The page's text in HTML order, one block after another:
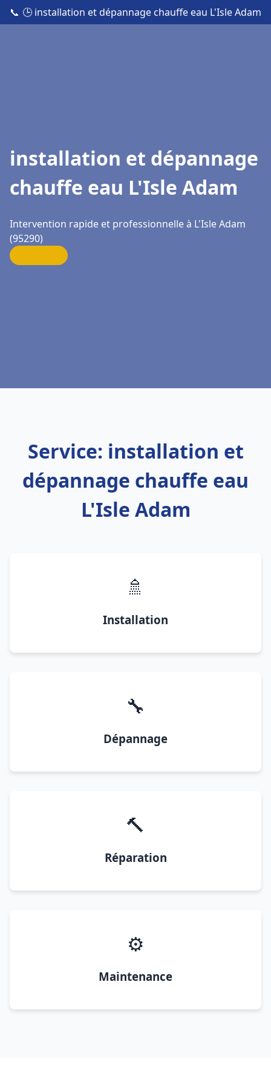
📞 🕒 installation et dépannage chauffe eau L'Isle Adam
installation et dépannage
chauffe eau L'Isle Adam
Intervention rapide et professionnelle à L'Isle Adam
(95290)
Service: installation et
dépannage chauffe eau
L'Isle Adam
🚿
Installation
🔧
Dépannage
🔨
Réparation
⚙️
Maintenance